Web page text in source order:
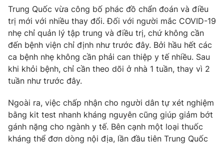
Hậu trường
Nhân vật
Khán giả
Giải sao mai
Giải trí
Điện ảnh
Âm nhạc
Sao
Đời sống
Du lịch
Làm đẹp
Giáo dục
Tuyển sinh
Học trực tuyến
Hitech Công nghệ tương lai
Sản phẩm
Giao lưu trực tuyến
Trung Quốc vừa công bố phác đồ chẩn đoán và điều
trị mới với nhiều thay đổi. Đối với người mắc COVID-19
nhẹ chỉ quản lý tập trung và điều trị, chứ không cần
đến bệnh viện chỉ định như trước đây. Bởi hầu hết các
ca bệnh nhẹ không cần phải can thiệp y tế nhiều. Sau
khi khỏi bệnh, chỉ cần theo dõi ở nhà 1 tuần, thay vì 2
tuần như trước đây.
Ngoài ra, việc chấp nhận cho người dân tự xét nghiệm
bằng kit test nhanh kháng nguyên cũng giúp giảm bớt
gánh nặng cho ngành y tế. Bên cạnh một loại thuốc
kháng thể đơn dòng nội địa, lần đầu tiên Trung Quốc